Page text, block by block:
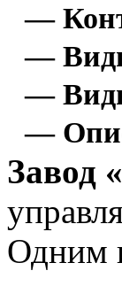
—
—
—
—
Завод
Одним